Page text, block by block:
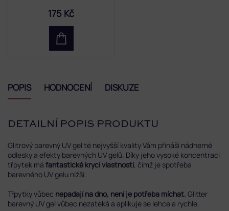
175 Kč
POPIS HODNOCENÍ DISKUZE
DETAILNÍ POPIS PRODUKTU
Glitrový barevný UV gel té nejvyšší kvality Vám přináší nádherné
odlesky a efekty barevných UV gelů. Díky jeho vysoké koncentraci
třpytek má fantastické krycí vlastnosti, čímž je spotřeba
barevného UV gelu nižší.
Třpytky vůbec nepadají na dno, není je potřeba míchat. Glitter
barevný UV gel vůbec nezatéká a aplikuje se lehce a rychle.